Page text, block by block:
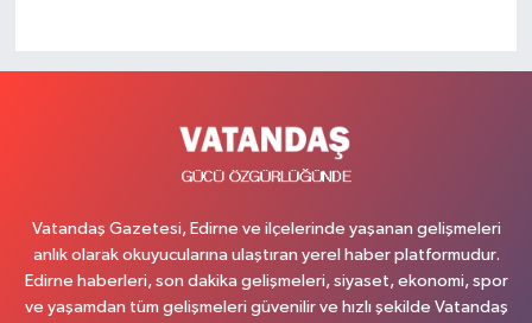
Vatandaş Gazetesi, Edirne ve ilçelerinde yaşanan gelişmeleri
anlık olarak okuyucularına ulaştıran yerel haber platformudur.
Edirne haberleri, son dakika gelişmeleri, siyaset, ekonomi, spor
ve yaşamdan tüm gelişmeleri güvenilir ve hızlı şekilde Vatandaş